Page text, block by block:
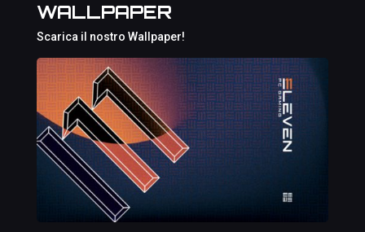
WALLPAPER
Scarica il nostro Wallpaper!